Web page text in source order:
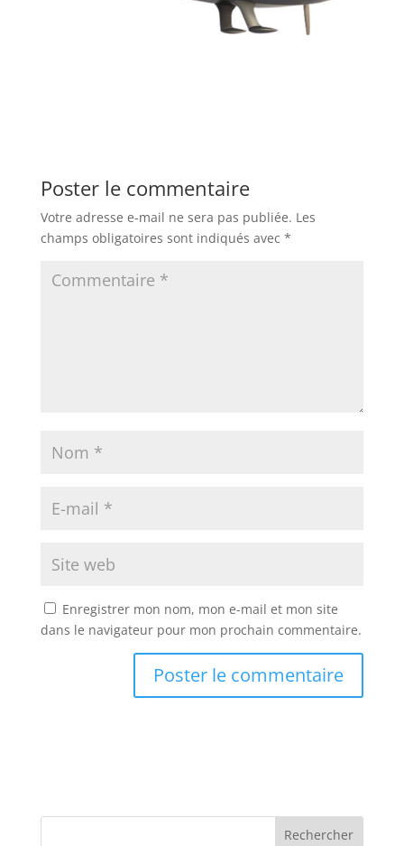
Poster le commentaire
Votre adresse e-mail ne sera pas publiée. Les
champs obligatoires sont indiqués avec *
Enregistrer mon nom, mon e-mail et mon site
dans le navigateur pour mon prochain commentaire.